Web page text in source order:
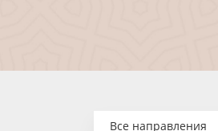
Все направления